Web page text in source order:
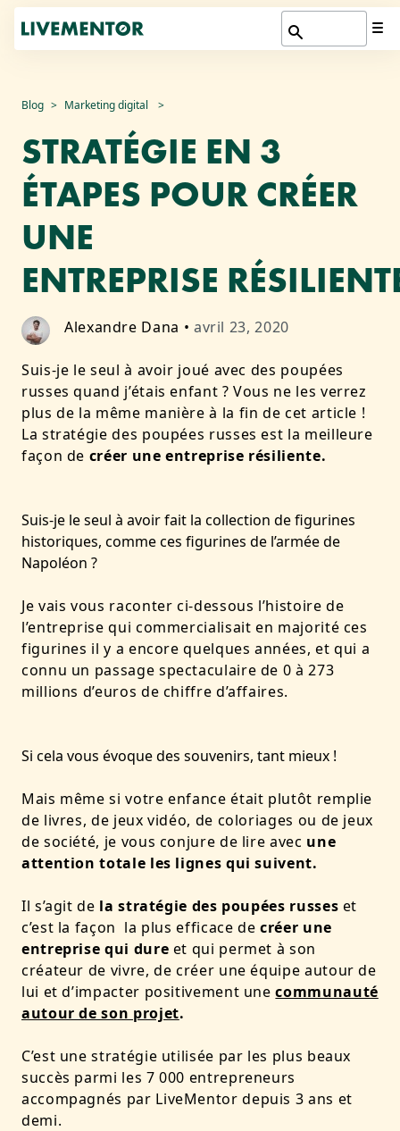
Aller
contenu
Blog Marketing digital
STRATÉGIE EN 3
ÉTAPES POUR CRÉER
UNE
ENTREPRISE
Alexandre Dana • avril 23, 2020
Suis-je le seul à avoir joué avec des poupées
russes quand j’étais enfant ? Vous ne les verrez
plus de la même manière à la fin de cet article !
La stratégie des poupées russes est la meilleure
façon de créer une entreprise résiliente.
Suis-je le seul à avoir fait la collection de figurines
historiques, comme ces figurines de l’armée de
Napoléon ?
Je vais vous raconter ci-dessous l’histoire de
l’entreprise qui commercialisait en majorité ces
figurines il y a encore quelques années, et qui a
connu un passage spectaculaire de 0 à 273
millions d’euros de chiffre d’affaires.
Si cela vous évoque des souvenirs, tant mieux !
Mais même si votre enfance était plutôt remplie
de livres, de jeux vidéo, de coloriages ou de jeux
de société, je vous conjure de lire avec une
attention totale les lignes qui suivent.
Il s’agit de la stratégie des poupées russes et
c’est la façon la plus efficace decréer une
entreprise qui dure et qui permet à son
créateur de vivre, de créer une équipe autour de
lui et d’impacter positivement unecommunauté
autour de son projet.
C’est une stratégie utilisée par les plus beaux
succès parmi les 7 000 entrepreneurs
accompagnés par LiveMentor depuis 3 ans et
demi.